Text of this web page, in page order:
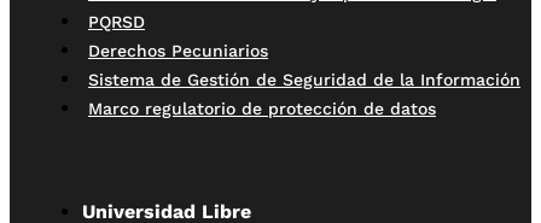
PQRSD
Derechos Pecuniarios
Sistema de Gestión de Seguridad de la Información
Marco regulatorio de protección de datos
Universidad Libre